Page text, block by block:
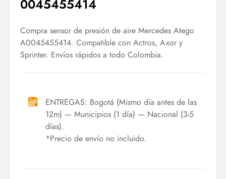
0045455414
Compra sensor de presión de aire Mercedes Atego
A0045455414. Compatible con Actros, Axor y
Sprinter. Envíos rápidos a todo Colombia.
ENTREGAS: Bogotá (Mismo día antes de las
12m) — Municipios (1 día) — Nacional (3-5
días).
*Precio de envío no incluido.